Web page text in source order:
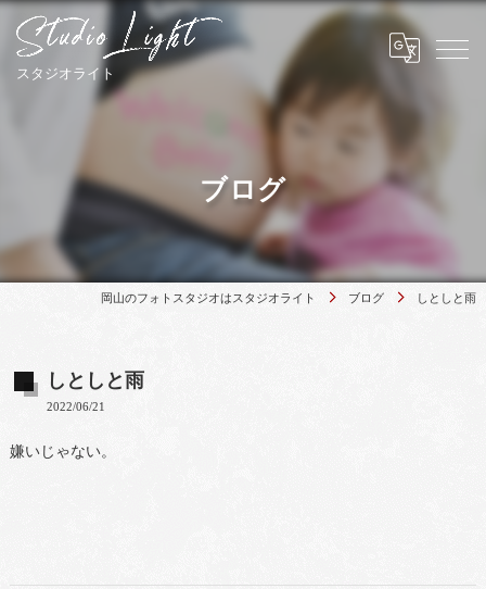
ブログ
岡山のフォトスタジオはスタジオライト ブログ しとしと雨
しとしと雨
2022/06/21
嫌いじゃない。